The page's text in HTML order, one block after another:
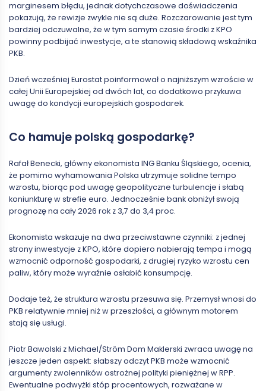
marginesem błędu, jednak dotychczasowe doświadczenia
pokazują, że rewizje zwykle nie są duże. Rozczarowanie jest tym
bardziej odczuwalne, że w tym samym czasie środki z KPO
powinny podbijać inwestycje, a te stanowią składową wskaźnika
PKB.
Dzień wcześniej Eurostat poinformował o najniższym wzroście w
całej Unii Europejskiej od dwóch lat, co dodatkowo przykuwa
uwagę do kondycji europejskich gospodarek.
Co hamuje polską gospodarkę?
Rafał Benecki, główny ekonomista ING Banku Śląskiego, ocenia,
że pomimo wyhamowania Polska utrzymuje solidne tempo
wzrostu, biorąc pod uwagę geopolityczne turbulencje i słabą
koniunkturę w strefie euro. Jednocześnie bank obniżył swoją
prognozę na cały 2026 rok z 3,7 do 3,4 proc.
Ekonomista wskazuje na dwa przeciwstawne czynniki: z jednej
strony inwestycje z KPO, które dopiero nabierają tempa i mogą
wzmocnić odporność gospodarki, z drugiej ryzyko wzrostu cen
paliw, który może wyraźnie osłabić konsumpcję.
Dodaje też, że struktura wzrostu przesuwa się. Przemysł wnosi do
PKB relatywnie mniej niż w przeszłości, a głównym motorem
stają się usługi.
Piotr Bawolski z Michael/Ström Dom Maklerski zwraca uwagę na
jeszcze jeden aspekt: słabszy odczyt PKB może wzmocnić
argumenty zwolenników ostrożnej polityki pieniężnej w RPP.
Ewentualne podwyżki stóp procentowych, rozważane w